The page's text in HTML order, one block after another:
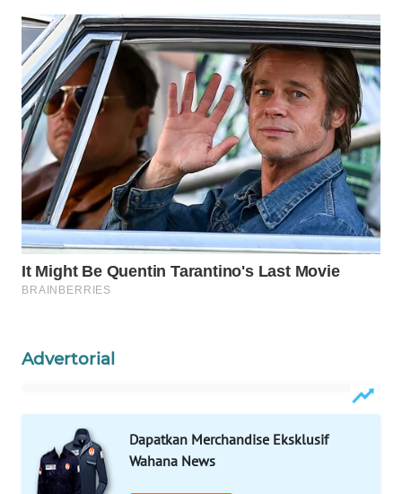
Advertorial
Dapatkan Merchandise Eksklusif
Wahana News
WAHANA
TRAVEL
WAHANA
TV
WAHANANEWS
ID
WAHANANEWS
CO ID
WAHANA
UMKM